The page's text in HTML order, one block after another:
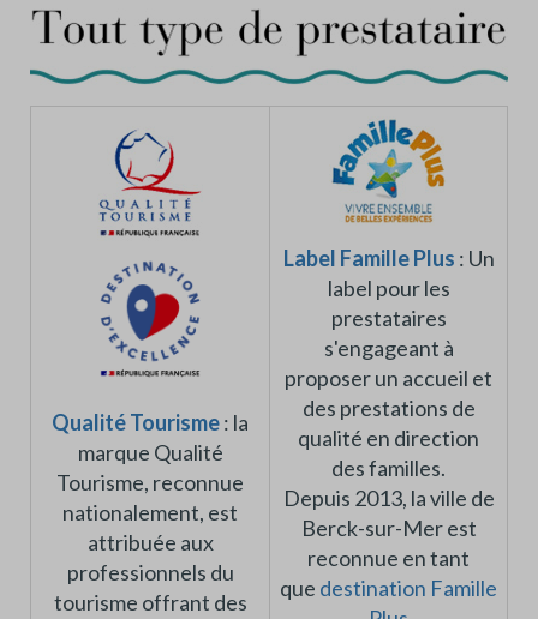
Qualité Tourisme: la
marque Qualité
Tourisme, reconnue
nationalement, est
attribuée aux
professionnels du
tourisme offrant des
Label Famille Plus : Un
label pour les
prestataires
s'engageant à
proposer un accueil et
des prestations de
qualité en direction
des familles.
Depuis 2013, la ville de
Berck-sur-Mer est
reconnue en tant
que destination Famille